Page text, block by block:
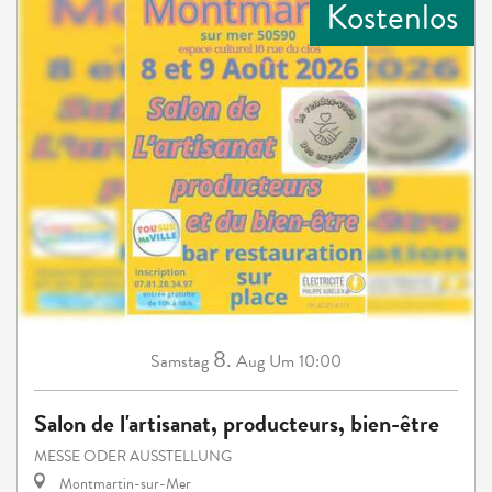
Kostenlos
Samstag 8. Aug Um 10:00
Salon de l'artisanat, producteurs, bien-être
MESSE ODER AUSSTELLUNG
Montmartin-sur-Mer